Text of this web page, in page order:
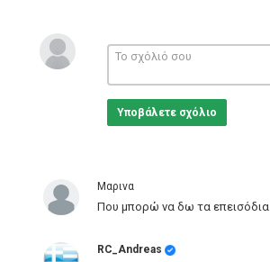
Greek Films
Υποβάλετε σχόλιο
Μαρινα
Που μπορώ να δω τα επεισόδια
RC_Andreas